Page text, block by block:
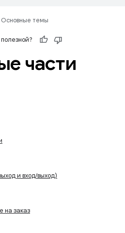
Основные темы
части
и вход/выход)
на заказ